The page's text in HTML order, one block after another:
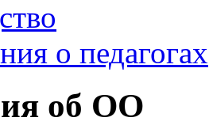
о педагогах
об ОО